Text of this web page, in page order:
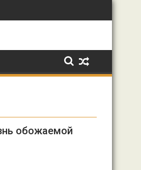
обожаемой